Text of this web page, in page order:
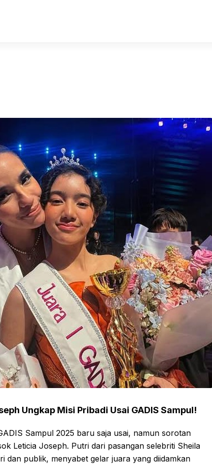
Ungkap Misi Pribadi Usai GADIS Sampul!
Sampul 2025 baru saja usai, namun sorotan
Leticia Joseph. Putri dari pasangan selebriti Sheila
dan publik, menyabet gelar juara yang diidamkan